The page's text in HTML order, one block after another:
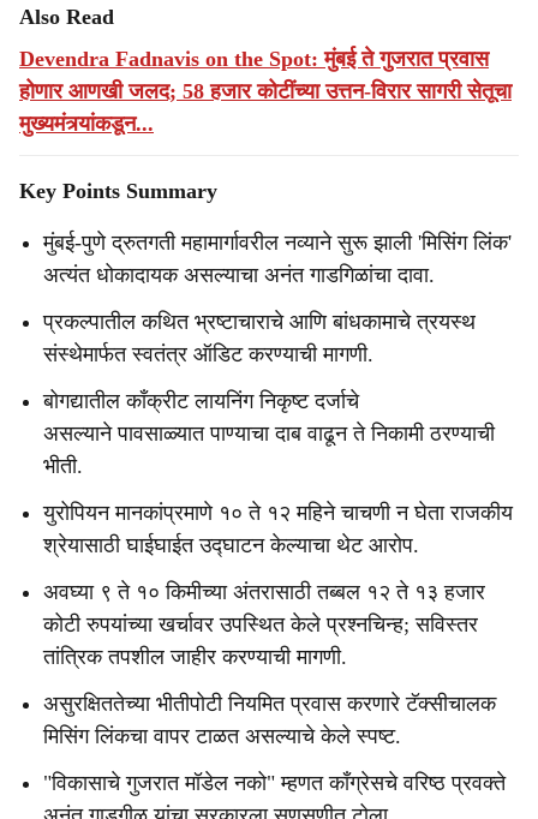
Also Read
Devendra Fadnavis on the Spot: मुंबई ते गुजरात प्रवास
होणार आणखी जलद; 58 हजार कोटींच्या उत्तन-विरार सागरी सेतूचा
मुख्यमंत्र्यांकडून...
Key Points Summary
मुंबई-पुणे द्रुतगती महामार्गावरील नव्याने सुरू झाली 'मिसिंग लिंक'
अत्यंत धोकादायक असल्याचा अनंत गाडगिळांचा दावा.
प्रकल्पातील कथित भ्रष्टाचाराचे आणि बांधकामाचे त्रयस्थ
संस्थेमार्फत स्वतंत्र ऑडिट करण्याची मागणी.
बोगद्यातील काँक्रीट लायनिंग निकृष्ट दर्जाचे
असल्याने पावसाळ्यात पाण्याचा दाब वाढून ते निकामी ठरण्याची
भीती.
युरोपियन मानकांप्रमाणे १० ते १२ महिने चाचणी न घेता राजकीय
श्रेयासाठी घाईघाईत उद्घाटन केल्याचा थेट आरोप.
अवघ्या ९ ते १० किमीच्या अंतरासाठी तब्बल १२ ते १३ हजार
कोटी रुपयांच्या खर्चावर उपस्थित केले प्रश्नचिन्ह; सविस्तर
तांत्रिक तपशील जाहीर करण्याची मागणी.
असुरक्षिततेच्या भीतीपोटी नियमित प्रवास करणारे टॅक्सीचालक
मिसिंग लिंकचा वापर टाळत असल्याचे केले स्पष्ट.
"विकासाचे गुजरात मॉडेल नको" म्हणत काँग्रेसचे वरिष्ठ प्रवक्ते